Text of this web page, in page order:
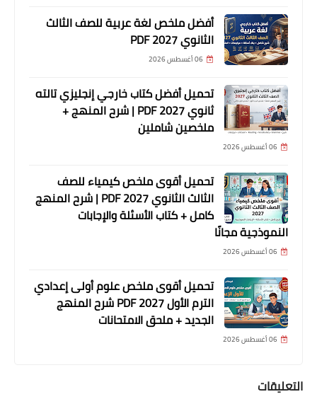
أفضل ملخص لغة عربية للصف الثالث
الثانوي 2027 PDF
06 أغسطس 2026
تحميل أفضل كتاب خارجي إنجليزي تالته
ثانوي 2027 PDF | شرح المنهج +
ملخصين شاملين
06 أغسطس 2026
تحميل أقوى ملخص كيمياء للصف
الثالث الثانوي 2027 PDF | شرح المنهج
كامل + كتاب الأسئلة والإجابات
النموذجية مجانًا
06 أغسطس 2026
تحميل أقوى ملخص علوم أولى إعدادي
الترم الأول 2027 PDF شرح المنهج
الجديد + ملحق الامتحانات
06 أغسطس 2026
التعليقات